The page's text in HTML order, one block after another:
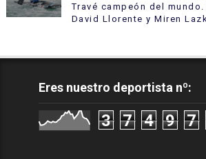
Travé campeón del
David Llorente y Miren
Eres nuestro deportista nº:
3 7 4 9 7